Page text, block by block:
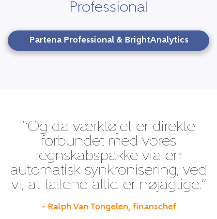
Professional
Partena Professional & BrightAnalytics
“Og da værktøjet er direkte
forbundet med vores
regnskabspakke via en
automatisk synkronisering, ved
vi, at tallene altid er nøjagtige.”
– Ralph Van Tongelen, finanschef